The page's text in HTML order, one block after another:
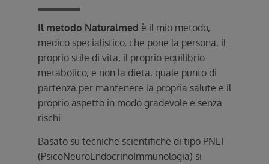
Il metodo Naturalmed è il mio metodo,
medico specialistico, che pone la persona, il
proprio stile di vita, il proprio equilibrio
metabolico, e non la dieta, quale punto di
partenza per mantenere la propria salute e il
proprio aspetto in modo gradevole e senza
rischi.
Basato su tecniche scientifiche di tipo PNEI
(PsicoNeuroEndocrinoImmunologia) si